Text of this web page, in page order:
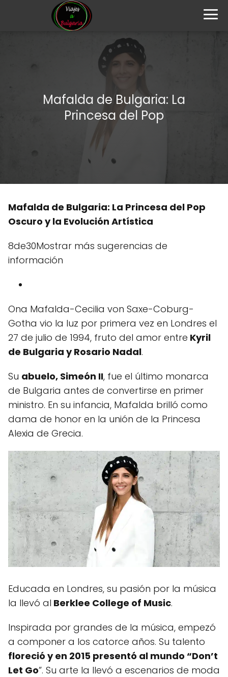
Mafalda de Bulgaria: La
Princesa del Pop
Mafalda de Bulgaria: La Princesa del Pop
Oscuro y la Evolución Artística
8de30Mostrar más sugerencias de
información
Ona Mafalda-Cecilia von Saxe-Coburg-
Gotha vio la luz por primera vez en Londres el
27 de julio de 1994, fruto del amor entre Kyril
de Bulgaria y Rosario Nadal.
Su abuelo, Simeón II, fue el último monarca
de Bulgaria antes de convertirse en primer
ministro. En su infancia, Mafalda brilló como
dama de honor en la unión de la Princesa
Alexia de Grecia.
Educada en Londres, su pasión por la música
la llevó al Berklee College of Music.
Inspirada por grandes de la música, empezó
a componer a los catorce años. Su talento
floreció y en 2015 presentó al mundo “Don’t
Let Go”. Su arte la llevó a escenarios de moda